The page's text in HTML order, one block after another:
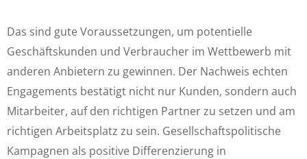
Das sind gute Voraussetzungen, um potentielle
Geschäftskunden und Verbraucher im Wettbewerb mit
anderen Anbietern zu gewinnen. Der Nachweis echten
Engagements bestätigt nicht nur Kunden, sondern auch
Mitarbeiter, auf den richtigen Partner zu setzen und am
richtigen Arbeitsplatz zu sein. Gesellschaftspolitische
Kampagnen als positive Differenzierung in